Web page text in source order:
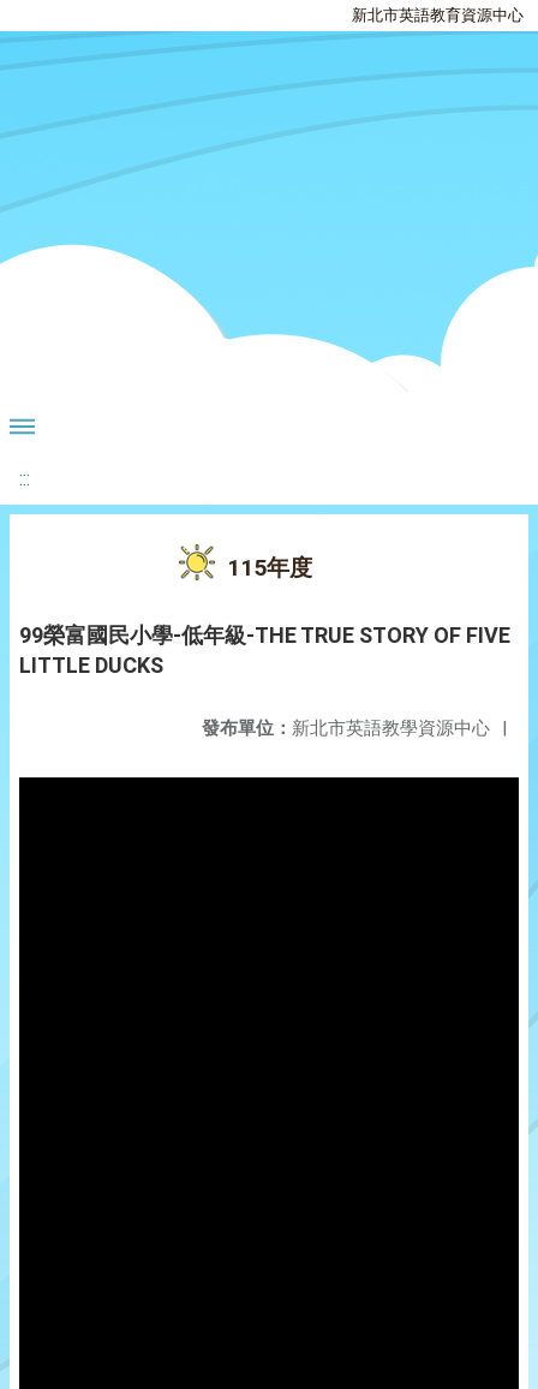
新北市英語教育資源中心
:::
115年度
99榮富國民小學-低年級-THE TRUE STORY OF FIVE
LITTLE DUCKS
發布單位： 新北市英語教學資源中心 |